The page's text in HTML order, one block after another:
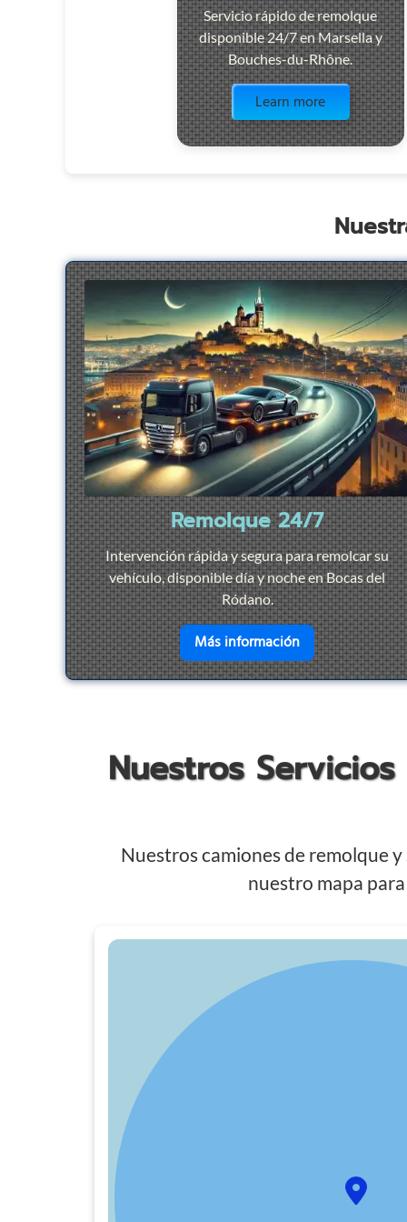
Servicio rápido de remolque
disponible 24/7 en Marsella y
Bouches-du-Rhône.
Learn more
Remolque 24/7
Intervención rápida y segura para remolcar su
vehículo, disponible día y noche en Bocas del
Ródano.
Más informaciónen savoir plus
Nuestros
Nuestros camiones de remolque
nuestro mapa